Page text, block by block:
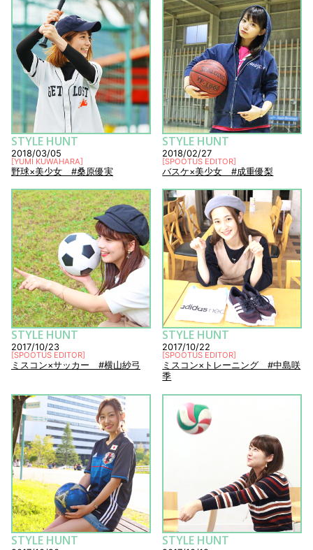
STYLE HUNT
2018/03/05
[YUMI KUWAHARA]
野球×美少女 #桑原優実
STYLE HUNT
2018/02/27
[SPOOTUS EDITOR]
バスケ×美少女 #成重優梨
STYLE HUNT
2017/10/23
[SPOOTUS EDITOR]
ミスコン×サッカー #横山紗弓
STYLE HUNT
2017/10/22
[SPOOTUS EDITOR]
ミスコン×トレーニング #中島咲
季
STYLE HUNT STYLE HUNT